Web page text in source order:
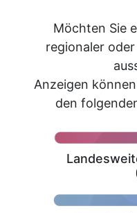
Möchten Sie
regionaler
Anzeigen
den